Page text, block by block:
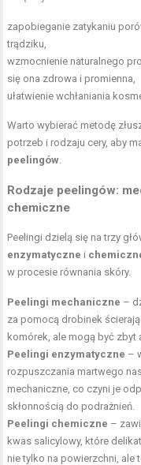
zapobieganie zatykaniu
trądziku,
wzmocnienie naturalnego
się ona zdrowa i promienna,
ułatwienie wchłaniania
Warto wybierać metodę
potrzeb i rodzaju cery, aby
peelingów
Rodzaje peelingów:
chemiczne
Peelingi dzielą się na trzy
enzymatyczne i
w procesie równania skóry.
Peelingi mechaniczne –
za pomocą drobinek
komórek, ale mogą być zbyt
Peelingi enzymatyczne –
rozpuszczania martwego
mechaniczne, co czyni je
skłonnością do podrażnień.
Peelingi chemiczne –
kwas salicylowy, które
nie tylko na powierzchni, ale